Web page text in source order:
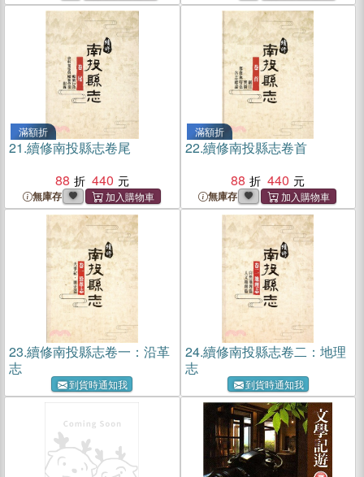
滿額折
21.續修南投縣志卷尾
88
440
無庫存
滿額折
22.續修南投縣志卷首
88
440
無庫存
23.續修南投縣志卷一：沿革
志
到貨時通知我
24.續修南投縣志卷二：地理
志
到貨時通知我